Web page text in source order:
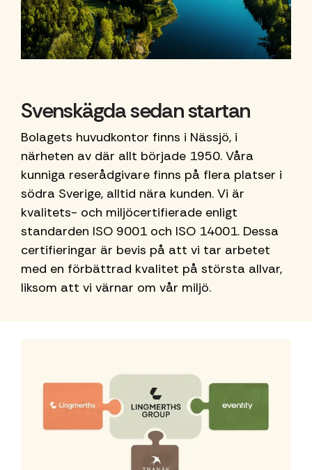
Svenskägda sedan startan
Bolagets huvudkontor finns i Nässjö, i
närheten av där allt började 1950. Våra
kunniga reserådgivare finns på flera platser i
södra Sverige, alltid nära kunden. Vi är
kvalitets- och miljöcertifierade enligt
standarden ISO 9001 och ISO 14001. Dessa
certifieringar är bevis på att vi tar arbetet
med en förbättrad kvalitet på största allvar,
liksom att vi värnar om vår miljö.